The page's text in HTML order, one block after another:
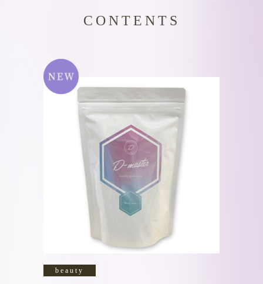
CONTENTS
beauty